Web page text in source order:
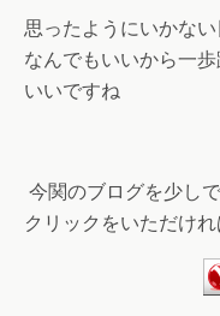
思ったようにいかない
なんでもいいから一
いいですね
今関のブログを少し
クリックをいただけ